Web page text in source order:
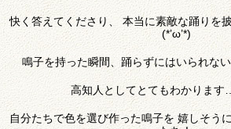
快く答えてくださり、 本当に素敵な踊りを
(*’ω’*)
鳴子を持った瞬間、踊らずにはいられない
高知人としてとてもわかりま
自分たちで色を選び作った鳴子を 嬉しそう